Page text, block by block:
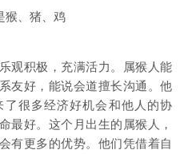
猴、猪、鸡
观积极，充满活力。属猴人能
友好，能说会道擅长沟通。他
很多经济好机会和他人的协
最好。这个月出生的属猴人，
有更多的优势。他们凭借着自